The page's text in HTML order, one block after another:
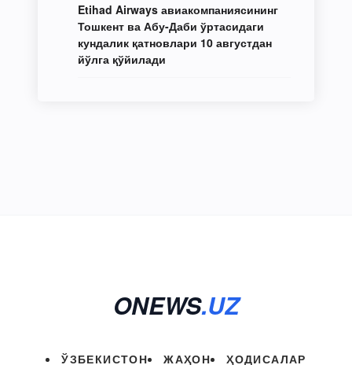
Etihad Airways авиакомпаниясининг
Тошкент ва Абу-Даби ўртасидаги
кундалик қатновлари 10 августдан
йўлга қўйилади
ONEWS.UZ
ЎЗБЕКИСТОН ЖАҲОН ҲОДИСАЛАР